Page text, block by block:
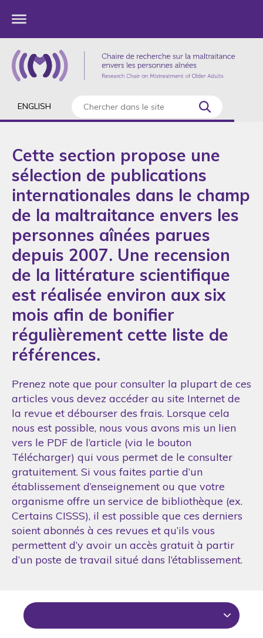
ENGLISH
Cette section propose une
sélection de publications
internationales dans le champ
de la maltraitance envers les
personnes aînées parues
depuis 2007. Une recension
de la littérature scientifique
est réalisée environ aux six
mois afin de bonifier
régulièrement cette liste de
références.
Prenez note que pour consulter la plupart de ces
articles vous devez accéder au site Internet de
la revue et débourser des frais. Lorsque cela
nous est possible, nous vous avons mis un lien
vers le PDF de l’article (via le bouton
Télécharger) qui vous permet de le consulter
gratuitement. Si vous faites partie d’un
établissement d’enseignement ou que votre
organisme offre un service de bibliothèque (ex.
Certains CISSS), il est possible que ces derniers
soient abonnés à ces revues et qu’ils vous
permettent d’y avoir un accès gratuit à partir
d’un poste de travail situé dans l’établissement.